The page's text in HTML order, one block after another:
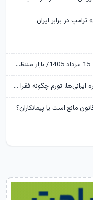
در برابر ایران
پیش‌بینی قیمت طلا، دلار و سکه امروز 15 مرداد 1405/ بازار منتظر مذاکرات تنگه هرمز
گزارش تکان‌ دهنده بانک مرکزی از سفره ایرانی‌ها؛ تورم چگونه فقرا را فقیرتر کرد؟
مانع است یا پیمانکاران؟